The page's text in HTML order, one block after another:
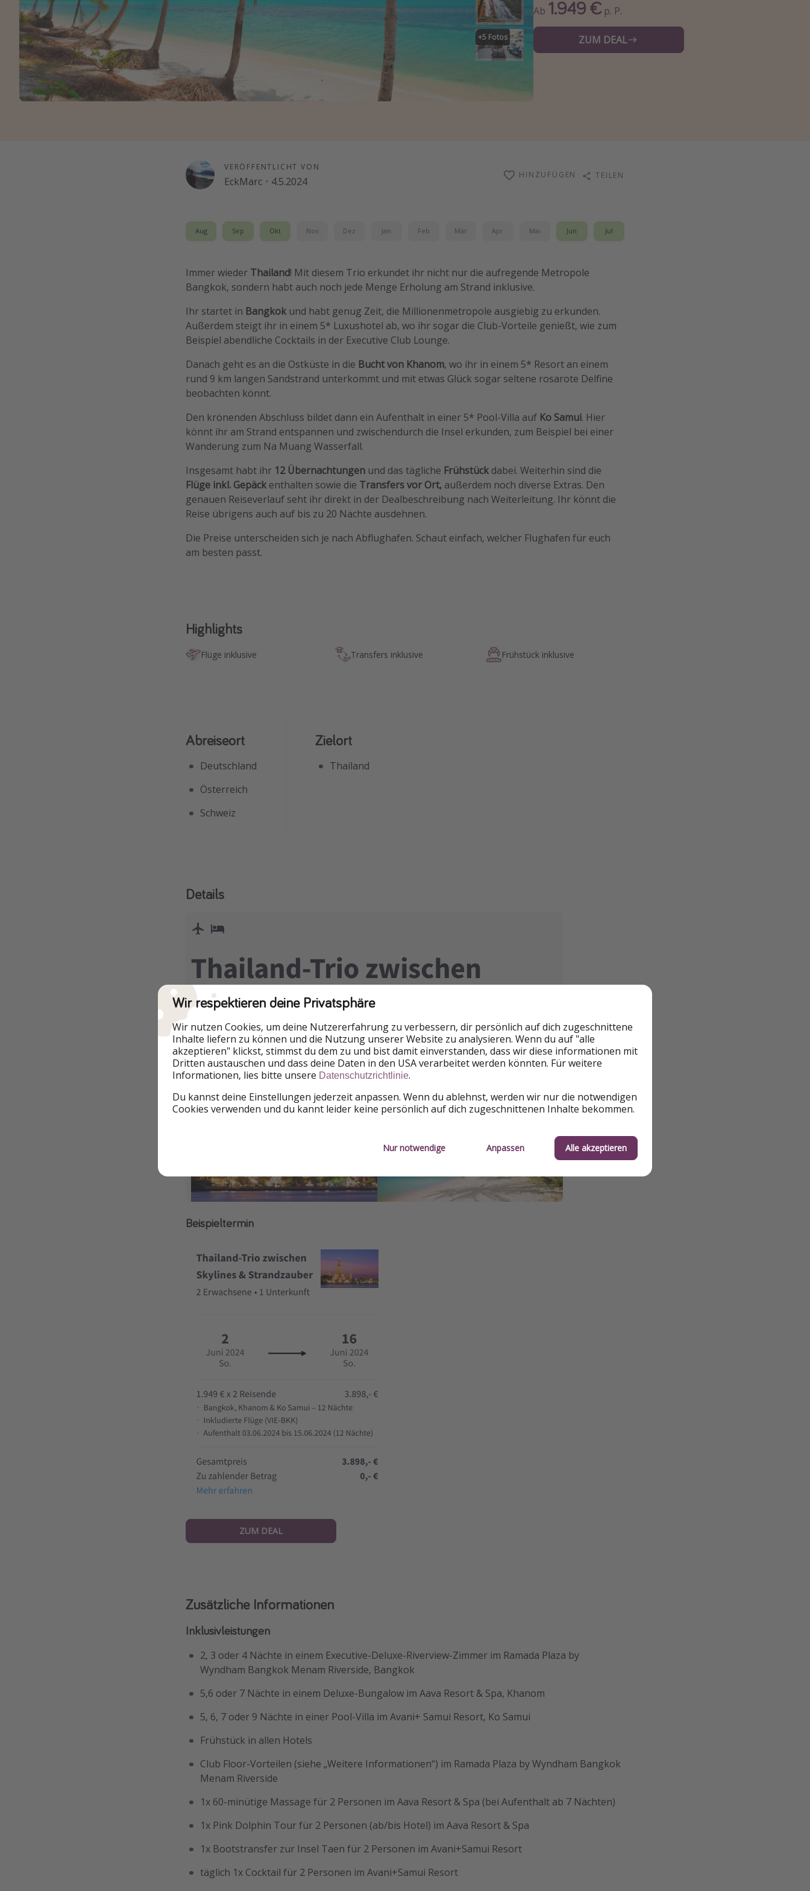
+5 Fotos
Ab 1.949 € p. P.
ZUM DEAL
VERÖFFENTLICHT VON
EckMarc · 4.5.2024
HINZUFÜGEN TEILEN
Aug Sep Okt Nov Dez Jan Feb Mär Apr Mai Jun Jul
Immer wieder Thailand! Mit diesem Trio erkundet ihr nicht nur die aufregende Metropole
Bangkok, sondern habt auch noch jede Menge Erholung am Strand inklusive.
Ihr startet in Bangkok und habt genug Zeit, die Millionenmetropole ausgiebig zu erkunden.
Außerdem steigt ihr in einem 5* Luxushotel ab, wo ihr sogar die Club-Vorteile genießt, wie zum
Beispiel abendliche Cocktails in der Executive Club Lounge.
Danach geht es an die Ostküste in die Bucht von Khanom, wo ihr in einem 5* Resort an einem
rund 9 km langen Sandstrand unterkommt und mit etwas Glück sogar seltene rosarote Delfine
beobachten könnt.
Den krönenden Abschluss bildet dann ein Aufenthalt in einer 5* Pool-Villa auf Ko Samui. Hier
könnt ihr am Strand entspannen und zwischendurch die Insel erkunden, zum Beispiel bei einer
Wanderung zum Na Muang Wasserfall.
Insgesamt habt ihr 12 Übernachtungen und das tägliche Frühstück dabei. Weiterhin sind die
Flüge inkl. Gepäck enthalten sowie die Transfers vor Ort, außerdem noch diverse Extras. Den
genauen Reiseverlauf seht ihr direkt in der Dealbeschreibung nach Weiterleitung. Ihr könnt die
Reise übrigens auch auf bis zu 20 Nächte ausdehnen.
Die Preise unterscheiden sich je nach Abflughafen. Schaut einfach, welcher Flughafen für euch
am besten passt.
Highlights
Flüge inklusive Transfers inklusive Frühstück inklusive
Abreiseort
Deutschland
Österreich
Schweiz
Zielort
Thailand
Details
Beispieltermin
ZUM DEAL
Zusätzliche Informationen
Inklusivleistungen
2, 3 oder 4 Nächte in einem Executive-Deluxe-Riverview-Zimmer im Ramada Plaza by
Wyndham Bangkok Menam Riverside, Bangkok
5,6 oder 7 Nächte in einem Deluxe-Bungalow im Aava Resort & Spa, Khanom
5, 6, 7 oder 9 Nächte in einer Pool-Villa im Avani+ Samui Resort, Ko Samui
Frühstück in allen Hotels
Club Floor-Vorteilen (siehe „Weitere Informationen“) im Ramada Plaza by Wyndham Bangkok
Menam Riverside
1x 60-minütige Massage für 2 Personen im Aava Resort & Spa (bei Aufenthalt ab 7 Nächten)
1x Pink Dolphin Tour für 2 Personen (ab/bis Hotel) im Aava Resort & Spa
1x Bootstransfer zur Insel Taen für 2 Personen im Avani+Samui Resort
täglich 1x Cocktail für 2 Personen im Avani+Samui Resort
Wir respektieren deine Privatsphäre
Wir nutzen Cookies, um deine Nutzererfahrung zu verbessern, dir persönlich auf dich zugeschnittene
Inhalte liefern zu können und die Nutzung unserer Website zu analysieren. Wenn du auf "alle
akzeptieren" klickst, stimmst du dem zu und bist damit einverstanden, dass wir diese informationen mit
Dritten austauschen und dass deine Daten in den USA verarbeitet werden könnten. Für weitere
Informationen, lies bitte unsere Datenschutzrichtlinie.
Du kannst deine Einstellungen jederzeit anpassen. Wenn du ablehnst, werden wir nur die notwendigen
Cookies verwenden und du kannt leider keine persönlich auf dich zugeschnittenen Inhalte bekommen.
Nur notwendige Anpassen Alle akzeptieren